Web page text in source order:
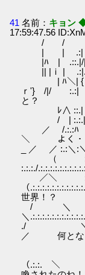
41 名前： キョン
17:59:47.56
/ / /
| | .:| :._
|ﾊ | .::.|/|
|| |ｉ | .:|.:
| ﾊ＼| {
ｒ'} /|/ :.:| |
と？
ﾚ∧ ::.|
/ | :.:.|
／ /.:.:ﾊ
＼ よく・・
_ ／ ／ :.:
（
:.:.:./
／＼
（
世界！？
/ ＼
＼
./ ＼ :.:.:.＼
／ 何となく
＼ ::.:.:|
ヽ. :.|
（.:.:. ＼ 私